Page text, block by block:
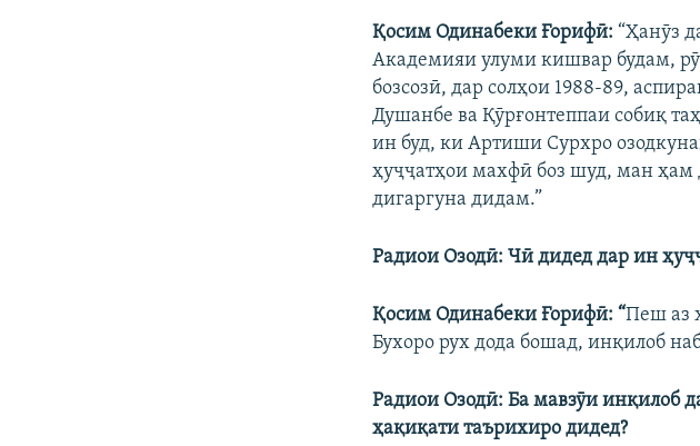
Қосим Одинабеки Ғорифӣ: “Ҳанӯз
Академияи улуми кишвар будам,
бозсозӣ, дар солҳои 1988-89,
Душанбе ва Қӯрғонтеппаи собиқ
ин буд, ки Артиши Сурхро
ҳуҷҷатҳои махфӣ боз шуд, ман ҳам
дигаргуна дидам.”
Радиои Озодӣ: Чӣ дидед дар ин
Қосим Одинабеки Ғорифӣ: “Пеш аз
Бухоро рух дода бошад, инқилоб
Радиои Озодӣ: Ба мавзӯи инқилоб
ҳақиқати таърихиро дидед?